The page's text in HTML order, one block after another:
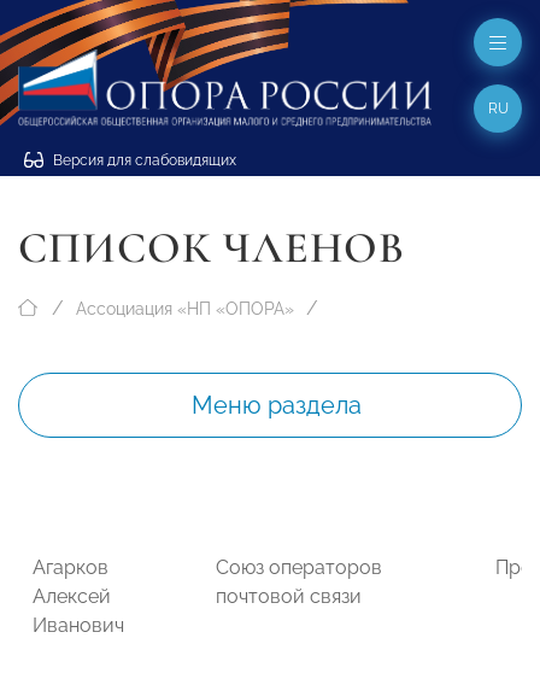
Версия для слабовидящих
RU
СПИСОК ЧЛЕНОВ
Ассоциация «НП «ОПОРА»
Меню раздела
Агарков
Алексей
Иванович
Союз операторов
почтовой связи